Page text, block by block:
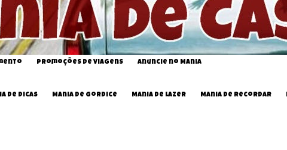
Promoções de Viagens Anuncie no Mania
de Dicas Mania de Gordice Mania de Lazer Mania de Recordar